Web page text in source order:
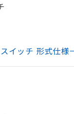
イッチ 形式仕様